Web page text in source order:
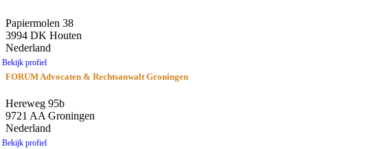
Papiermolen 38
3994 DK Houten
Nederland
Bekijk profiel
FORUM Advocaten & Rechtsanwalt Groningen
Hereweg 95b
9721 AA Groningen
Nederland
Bekijk profiel